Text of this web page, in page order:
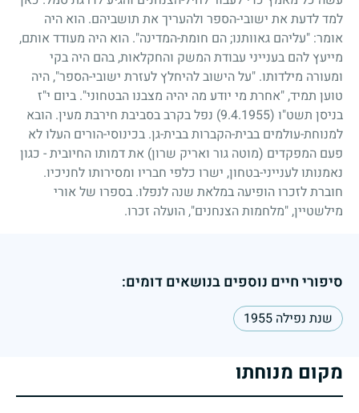
למד לדעת את ישובי-הספר ולהעריך את תושביהם. הוא היה
אומר: "עליהם גאוותנו;הם חומת-המדינה". הוא היה מעודד אותם,
מייעץ להם בענייני עבודת המשק והחקלאות, בהם היה בקי
ומעורה מילדותו. "על הישוב להיחלץ לעזרת ישובי-הספר", היה
טוען תמיד, "אחרת מי יודע מה יהיה מצבנו הבטחוני". ביום י"ז
בניסן תשט"ו (9.4.1955)
נפל בקרב בסביבת חירבת מעין. הובא
למנוחת-עולמים בבית-הקברות בבית-גן. בכינוסי-הורים העלו לא
פעם המפקדים (מוטה גור ואריק שרון) את דמותו החיובית- כגון
נאמנותו לענייני-בטחון, ישרו כלפי חבריו ומסירותו לחניכיו.
חוברת לזכרו הופיעה במלאת שנה לנפלו. בספרו של אורי
מילשטיין, "מלחמות הצנחנים", הועלה זכרו.
סיפורי חיים נוספים בנושאים דומים:
שנת נפילה 1955
מקום מנוחתו